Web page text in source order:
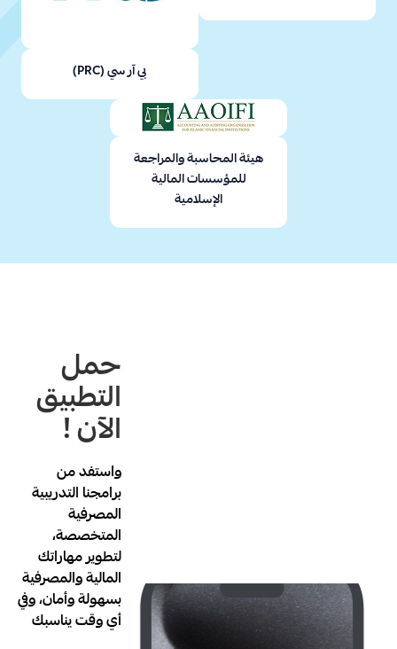
بي آر سي (PRC)
هيئة المحاسبة والمراجعة
للمؤسسات المالية
الإسلامية
حمل
التطبيق
الآن !
واستفد من
برامجنا التدريبية
المصرفية
المتخصصة،
لتطوير مهاراتك
المالية والمصرفية
بسهولة وأمان، وفي
أي وقت يناسبك